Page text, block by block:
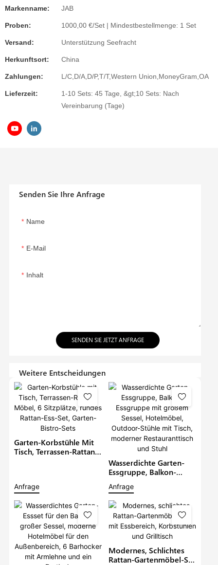
Markenname: JAB
Proben: 1000,00 €/Set | Mindestbestellmenge: 1 Set
Versand: Unterstützung Seefracht
Herkunftsort: China
Zahlungen: L/C,D/A,D/P,T/T,Western Union,MoneyGram,OA
Lieferzeit:
1-10 Sets: 45 Tage, &gt;10 Sets: Nach
Vereinbarung (Tage)
Senden Sie Ihre Anfrage
Name
E-Mail
Inhalt
SENDEN SIE JETZT ANFRAGE
Weitere Entscheidungen
Garten-Korbstühle Mit
Tisch, Terrassen-Rattan-
Anfrage
Wasserdichte Garten-
Essgruppe, Balkon-
Essgruppe Mit Großem
Sessel, Hotelmöbel,
Outdoor-Stühle Mit
Tisch, Moderner
Restauranttisch Und
Stuhl
Anfrage
Modernes, Schlichtes
Rattan-Gartenmöbel-Set